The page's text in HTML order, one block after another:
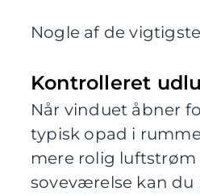
Nogle af de
Kontrolleret
Når vinduet åbner
typisk opad i
mere rolig
soveværelse kan